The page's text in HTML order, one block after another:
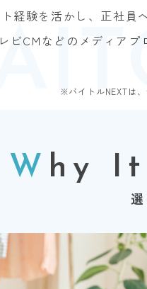
経験を活かし、 正社員
ビCMなどの メディアプ
※バイトルNEXTは、
W hy